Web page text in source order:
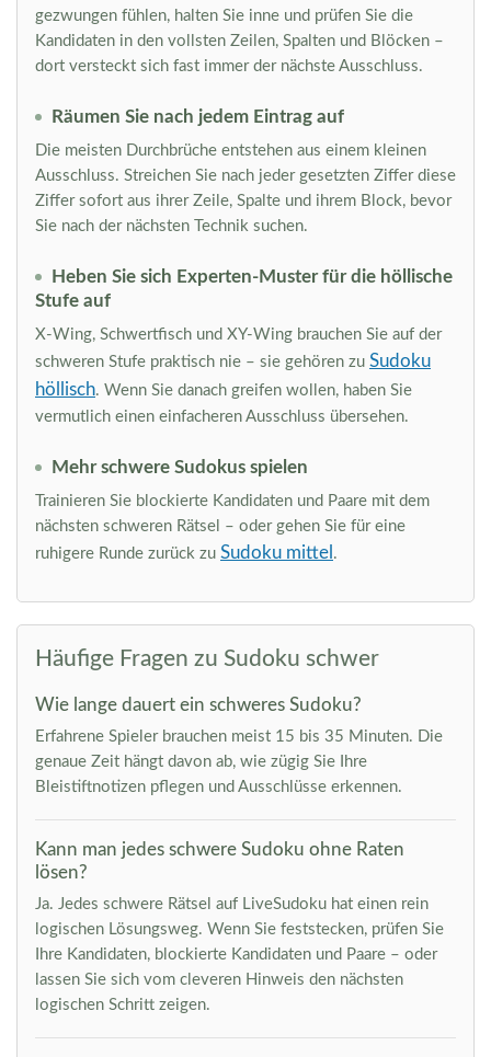
gezwungen fühlen, halten Sie inne und prüfen Sie die
Kandidaten in den vollsten Zeilen, Spalten und Blöcken –
dort versteckt sich fast immer der nächste Ausschluss.
Räumen Sie nach jedem Eintrag auf
Die meisten Durchbrüche entstehen aus einem kleinen
Ausschluss. Streichen Sie nach jeder gesetzten Ziffer diese
Ziffer sofort aus ihrer Zeile, Spalte und ihrem Block, bevor
Sie nach der nächsten Technik suchen.
Heben Sie sich Experten-Muster für die höllische
Stufe auf
X-Wing, Schwertfisch und XY-Wing brauchen Sie auf der
schweren Stufe praktisch nie – sie gehören zu Sudoku
höllisch. Wenn Sie danach greifen wollen, haben Sie
vermutlich einen einfacheren Ausschluss übersehen.
Mehr schwere Sudokus spielen
Trainieren Sie blockierte Kandidaten und Paare mit dem
nächsten schweren Rätsel – oder gehen Sie für eine
ruhigere Runde zurück zu Sudoku mittel .
Häufige Fragen zu Sudoku schwer
Wie lange dauert ein schweres Sudoku?
Erfahrene Spieler brauchen meist 15 bis 35 Minuten. Die
genaue Zeit hängt davon ab, wie zügig Sie Ihre
Bleistiftnotizen pflegen und Ausschlüsse erkennen.
Kann man jedes schwere Sudoku ohne Raten
lösen?
Ja. Jedes schwere Rätsel auf LiveSudoku hat einen rein
logischen Lösungsweg. Wenn Sie feststecken, prüfen Sie
Ihre Kandidaten, blockierte Kandidaten und Paare – oder
lassen Sie sich vom cleveren Hinweis den nächsten
logischen Schritt zeigen.